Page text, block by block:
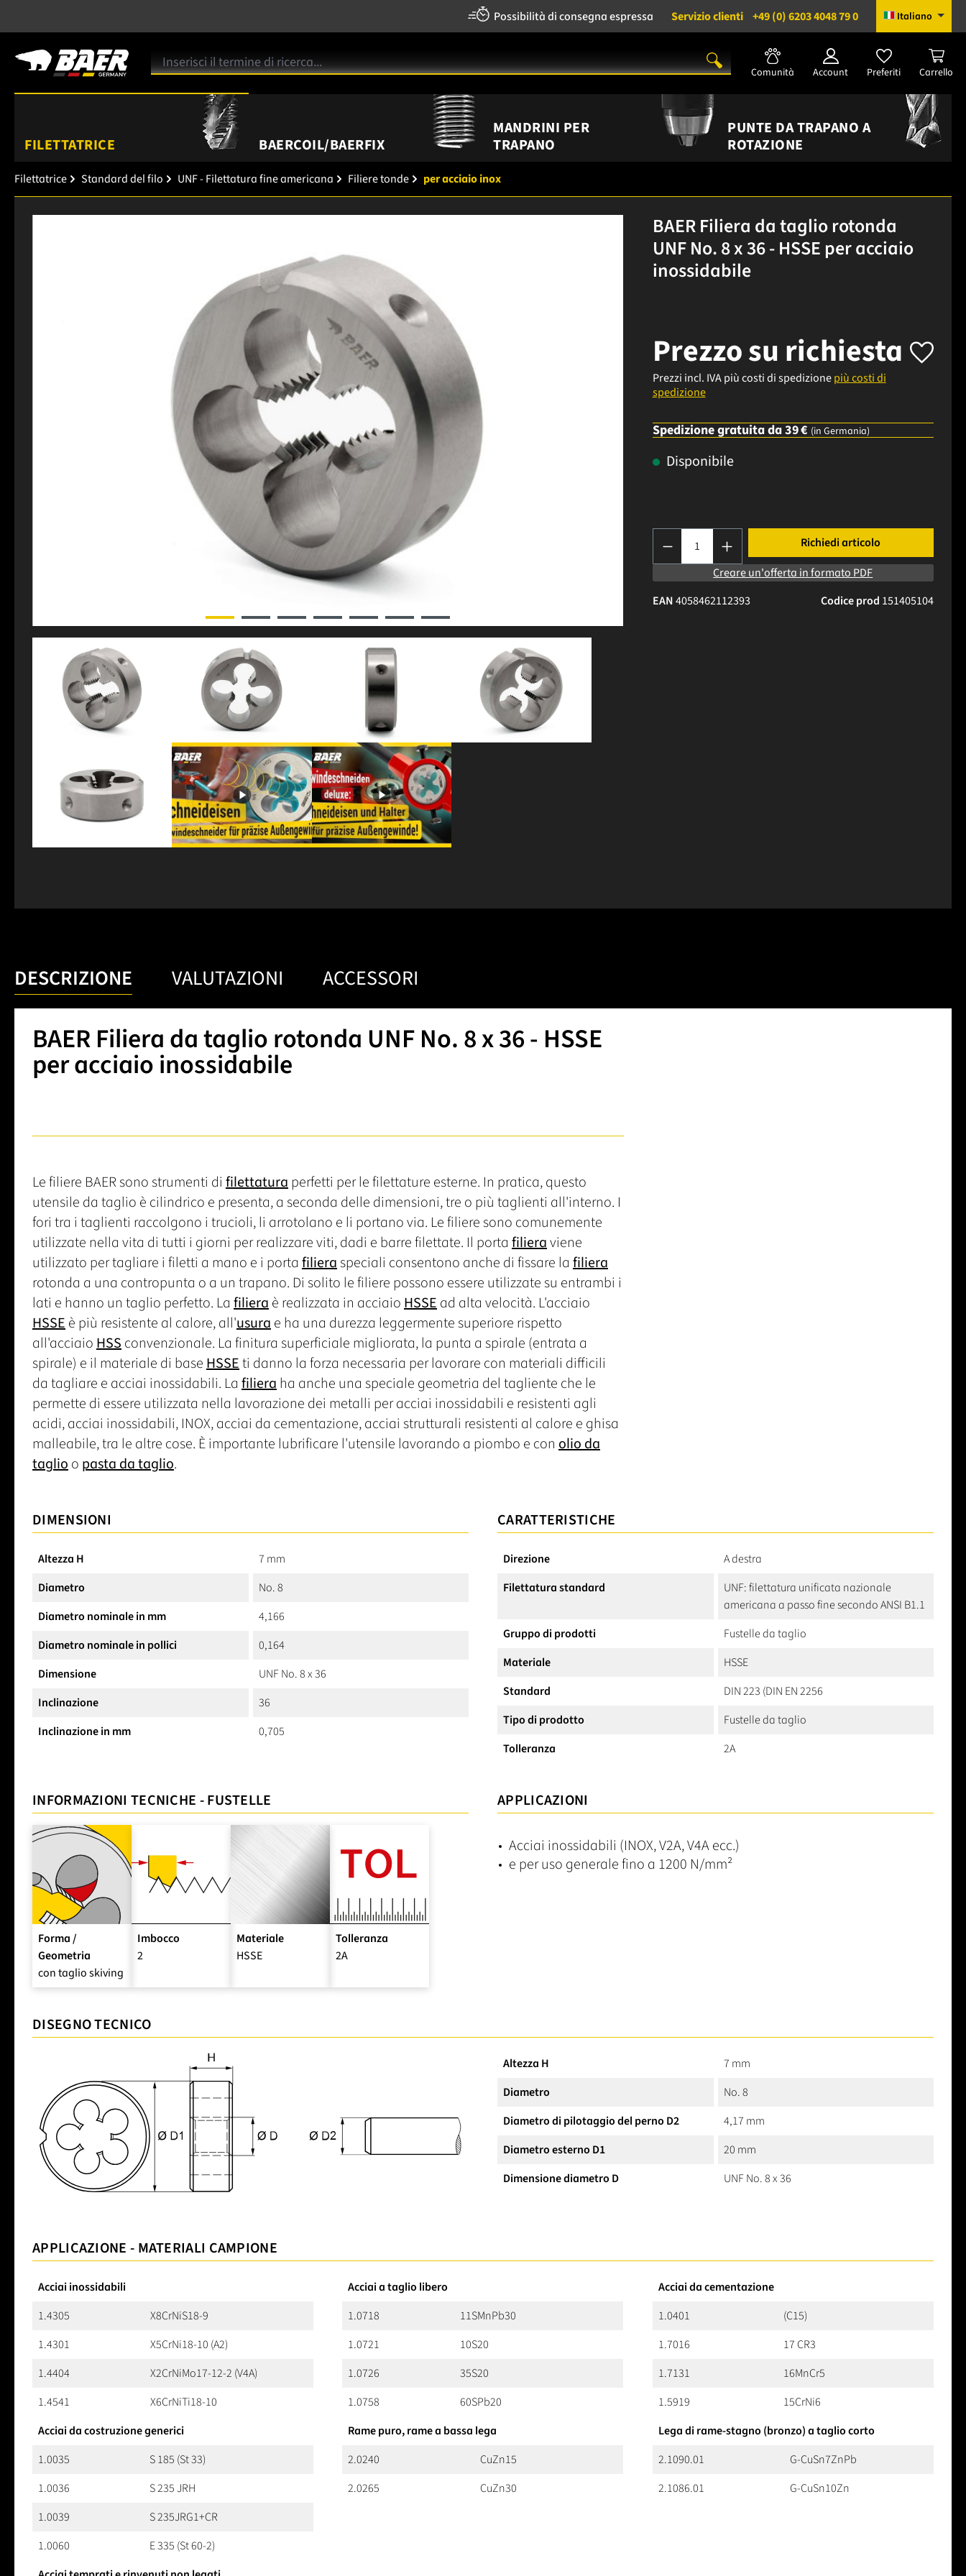
Possibilità di consegna espressa Servizio clienti +49 (0) 6203 4048 79 0 Italiano
Comunità Account Preferiti Carrello
FILETTATRICE BAERCOIL/BAERFIX
MANDRINI PER
TRAPANO
PUNTE DA TRAPANO A
ROTAZIONE
Filettatrice Standard del filo UNF - Filettatura fine americana Filiere tonde per acciaio inox
BAER Filiera da taglio rotonda
UNF No. 8 x 36 - HSSE per acciaio
inossidabile
Prezzo su richiesta
Prezzi incl. IVA più costi di spedizionepiù costi di
spedizione
Spedizione gratuita da 39 € (in Germania)
Disponibile
Quantità del prodotto: inserisci la quantità
Richiedi articolo
Creare un'offerta in formato PDF
Codice prod 151405104
EAN4058462112393
DESCRIZIONE VALUTAZIONI ACCESSORI
BAER Filiera da taglio rotonda UNF No. 8 x 36 - HSSE
per acciaio inossidabile
Le filiere BAER sono strumenti di filettaturaperfetti per le filettature esterne. In pratica, questo
utensile da taglio è cilindrico e presenta, a seconda delle dimensioni, tre o più taglienti all'interno. I
fori tra i taglienti raccolgono i trucioli, li arrotolano e li portano via. Le filiere sono comunemente
utilizzate nella vita di tutti i giorni per realizzare viti, dadi e barre filettate. Il porta filieraviene
utilizzato per tagliare i filetti a mano e i porta filieraspeciali consentono anche di fissare la filiera
rotonda a una contropunta o a un trapano. Di solito le filiere possono essere utilizzate su entrambi i
lati e hanno un taglio perfetto. La filieraè realizzata in acciaioHSSEad alta velocità. L'acciaio
HSSEè più resistente al calore, all'usurae ha una durezza leggermente superiore rispetto
all'acciaioHSSconvenzionale. La finitura superficiale migliorata, la punta a spirale (entrata a
spirale) e il materiale di baseHSSEti danno la forza necessaria per lavorare con materiali difficili
da tagliare e acciai inossidabili. La filieraha anche una speciale geometria del tagliente che le
permette di essere utilizzata nella lavorazione dei metalli per acciai inossidabili e resistenti agli
acidi, acciai inossidabili, INOX, acciai da cementazione, acciai strutturali resistenti al calore e ghisa
malleabile, tra le altre cose. È importante lubrificare l'utensile lavorando a piombo e con olio da
taglioo pasta da taglio.
DIMENSIONI
Altezza H
7 mm
Diametro
No. 8
Diametro nominale in mm
4,166
Diametro nominale in pollici
0,164
Dimensione
UNF No. 8 x 36
Inclinazione
36
Inclinazione in mm
0,705
CARATTERISTICHE
Direzione
A destra
Filettatura standard
UNF: filettatura unificata nazionale
americana a passo fine secondo ANSI B1.1
Gruppo di prodotti
Fustelle da taglio
Materiale
HSSE
Standard
DIN 223 (DIN EN 2256
Tipo di prodotto
Fustelle da taglio
Tolleranza
2A
INFORMAZIONI TECNICHE - FUSTELLE
Forma /
Geometria
con taglio skiving
Imbocco
2
Materiale
HSSE
Tolleranza
2A
APPLICAZIONI
Acciai inossidabili (INOX, V2A, V4A ecc.)
e per uso generale fino a 1200 N/mm²
DISEGNO TECNICO
Altezza H
7 mm
Diametro
No. 8
Diametro di pilotaggio del perno D2
4,17 mm
Diametro esterno D1
20 mm
Dimensione diametro D
UNF No. 8 x 36
APPLICAZIONE - MATERIALI CAMPIONE
Acciai inossidabili
1.4305
X8CrNiS18-9
1.4301
X5CrNi18-10 (A2)
1.4404
X2CrNiMo17-12-2 (V4A)
1.4541
X6CrNiTi18-10
Acciai a taglio libero
1.0718
11SMnPb30
1.0721
10S20
1.0726
35S20
1.0758
60SPb20
Acciai da cementazione
1.0401
(C15)
1.7016
17 CR3
1.7131
16MnCr5
1.5919
15CrNi6
Acciai da costruzione generici
1.0035
S 185 (St 33)
1.0036
S 235 JRH
1.0039
S 235JRG1+CR
1.0060
E 335 (St 60-2)
Rame puro, rame a bassa lega
2.0240
CuZn15
2.0265
CuZn30
Lega di rame-stagno (bronzo) a taglio corto
2.1090.01
G-CuSn7ZnPb
2.1086.01
G-CuSn10Zn